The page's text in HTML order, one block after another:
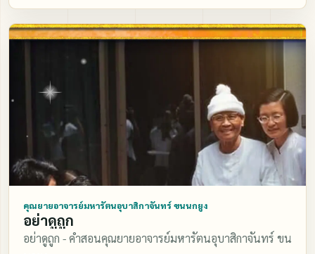
คุณยายอาจารย์มหารัตนอุบาสิกาจันทร์ ขนนกยูง
อย่าดูถูก
อย่าดูถูก - คำสอนคุณยายอาจารย์มหารัตนอุบาสิกาจันทร์ ขน